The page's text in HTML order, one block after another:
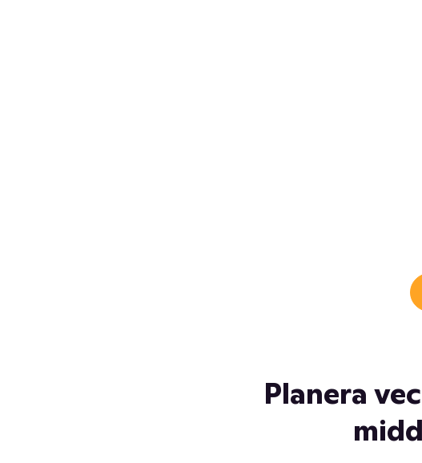
Planera